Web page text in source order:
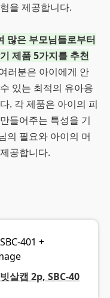
을 제공합니다.
많은 부모님들로부터
제품 5가지를 추천
러분은 아이에게 안
있는 최적의 유아용
. 각 제품은 아이의 피
들어주는 특성을 기
의 필요와 아이의 머
공합니다.
살캡 2p, SBC-40